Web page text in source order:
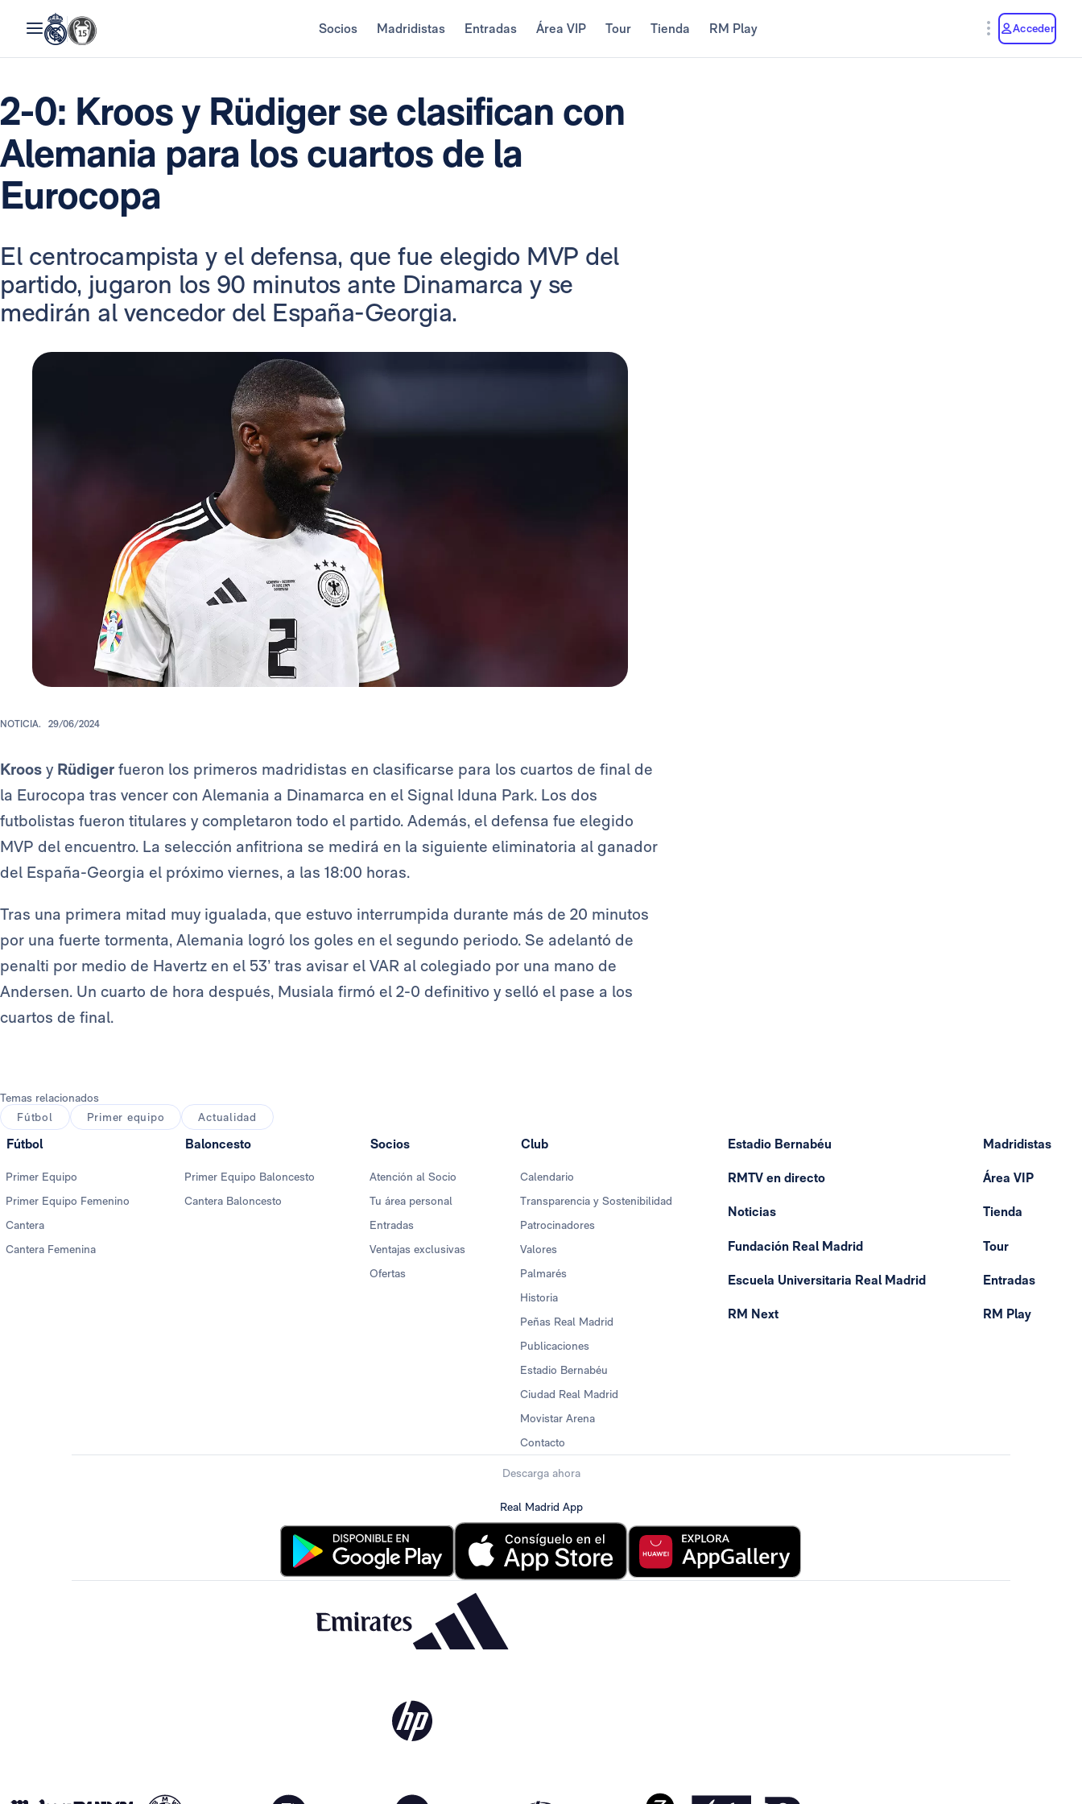
Socios Madridistas Entradas Área VIP Tour Tienda RM Play Acceder
2-0: Kroos y Rüdiger se clasifican con
Alemania para los cuartos de la
Eurocopa
El centrocampista y el defensa, que fue elegido MVP del
partido, jugaron los 90 minutos ante Dinamarca y se
medirán al vencedor del España-Georgia.
NOTICIA. 29/06/2024
Kroos y Rüdiger fueron los primeros madridistas en clasificarse para los cuartos de final de
la Eurocopa tras vencer con Alemania a Dinamarca en el Signal Iduna Park. Los dos
futbolistas fueron titulares y completaron todo el partido. Además, el defensa fue elegido
MVP del encuentro. La selección anfitriona se medirá en la siguiente eliminatoria al ganador
del España-Georgia el próximo viernes, a las 18:00 horas.
Tras una primera mitad muy igualada, que estuvo interrumpida durante más de 20 minutos
por una fuerte tormenta, Alemania logró los goles en el segundo periodo. Se adelantó de
penalti por medio de Havertz en el 53’ tras avisar el VAR al colegiado por una mano de
Andersen. Un cuarto de hora después, Musiala firmó el 2-0 definitivo y selló el pase a los
cuartos de final.
Temas relacionados
Fútbol
Primer equipo Actualidad
Fútbol
Primer Equipo
Primer Equipo Femenino
Cantera
Cantera Femenina
Baloncesto
Primer Equipo Baloncesto
Cantera Baloncesto
Socios
Atención al Socio
Tu área personal
Entradas
Ventajas exclusivas
Ofertas
Club
Calendario
Transparencia y Sostenibilidad
Patrocinadores
Valores
Palmarés
Historia
Peñas Real Madrid
Publicaciones
Estadio Bernabéu
Ciudad Real Madrid
Movistar Arena
Contacto
Estadio Bernabéu
RMTV en directo
Noticias
Fundación Real Madrid
Escuela Universitaria Real Madrid
RM Next
Madridistas
Área VIP
Tienda
Tour
Entradas
RM Play
Descarga ahora
Real Madrid App